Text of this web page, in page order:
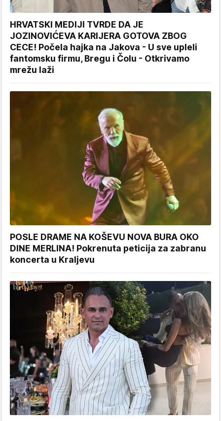
HRVATSKI MEDIJI TVRDE DA JE
JOZINOVIĆEVA KARIJERA GOTOVA ZBOG
CECE! Počela hajka na Jakova - U sve upleli
fantomsku firmu, Bregu i Čolu - Otkrivamo
mrežu laži
POSLE DRAME NA KOŠEVU NOVA BURA OKO
DINE MERLINA! Pokrenuta peticija za zabranu
koncerta u Kraljevu